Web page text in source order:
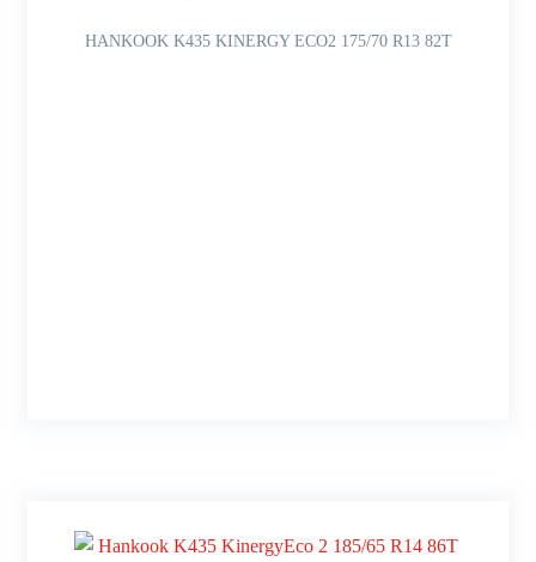
HANKOOK K435 KINERGY ECO2 175/70 R13 82T